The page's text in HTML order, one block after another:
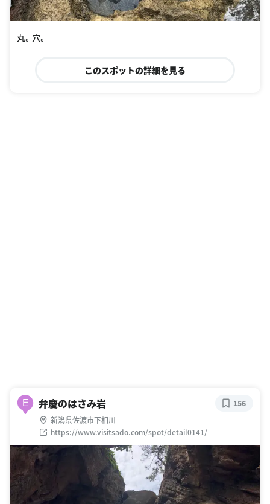
丸。穴。
このスポットの詳細を見る
E 弁慶のはさみ岩
新潟県佐渡市下相川
https://www.visitsado.com/spot/detail0141/
156